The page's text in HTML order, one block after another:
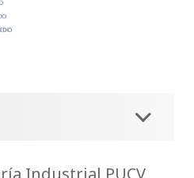
Industrial PUCV